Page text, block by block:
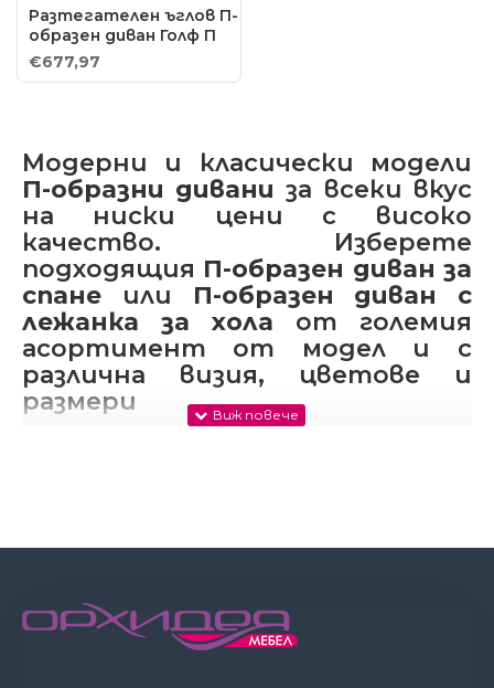
Разтегателен ъглов П-
образен диван Голф П
€677,97
Модерни и класически модели
П-образни дивани за всеки вкус
на ниски цени с високо
качество. Изберете
подходящия П-образен диван за
спане или П-образен диван с
лежанка за хола от големия
асортимент от модел и с
различна визия, цветове и
размери
Този тип дивани са модулни дивани, като по този начин
има нужда като размер и функционалност. Разгледайте
моделите, харесайте и задайте въпрос, а ние ще Ви
консултираме. Създайте прекрасен интериор като